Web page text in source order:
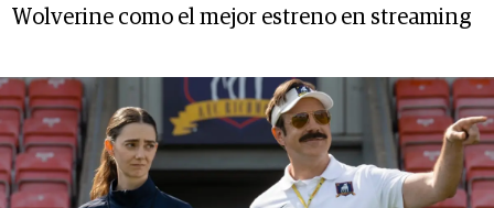
Wolverine como el mejor estreno en streaming